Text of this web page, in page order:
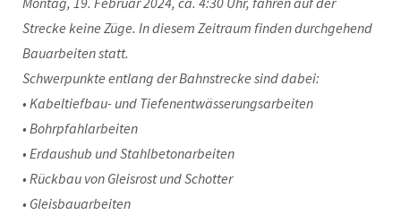
Strecke keine Züge. In diesem Zeitraum finden durchgehend
Bauarbeiten statt.
Schwerpunkte entlang der Bahnstrecke sind dabei:
• Kabeltiefbau- und Tiefenentwässerungsarbeiten
• Bohrpfahlarbeiten
• Erdaushub und Stahlbetonarbeiten
• Rückbau von Gleisrost und Schotter
• Gleisbauarbeiten